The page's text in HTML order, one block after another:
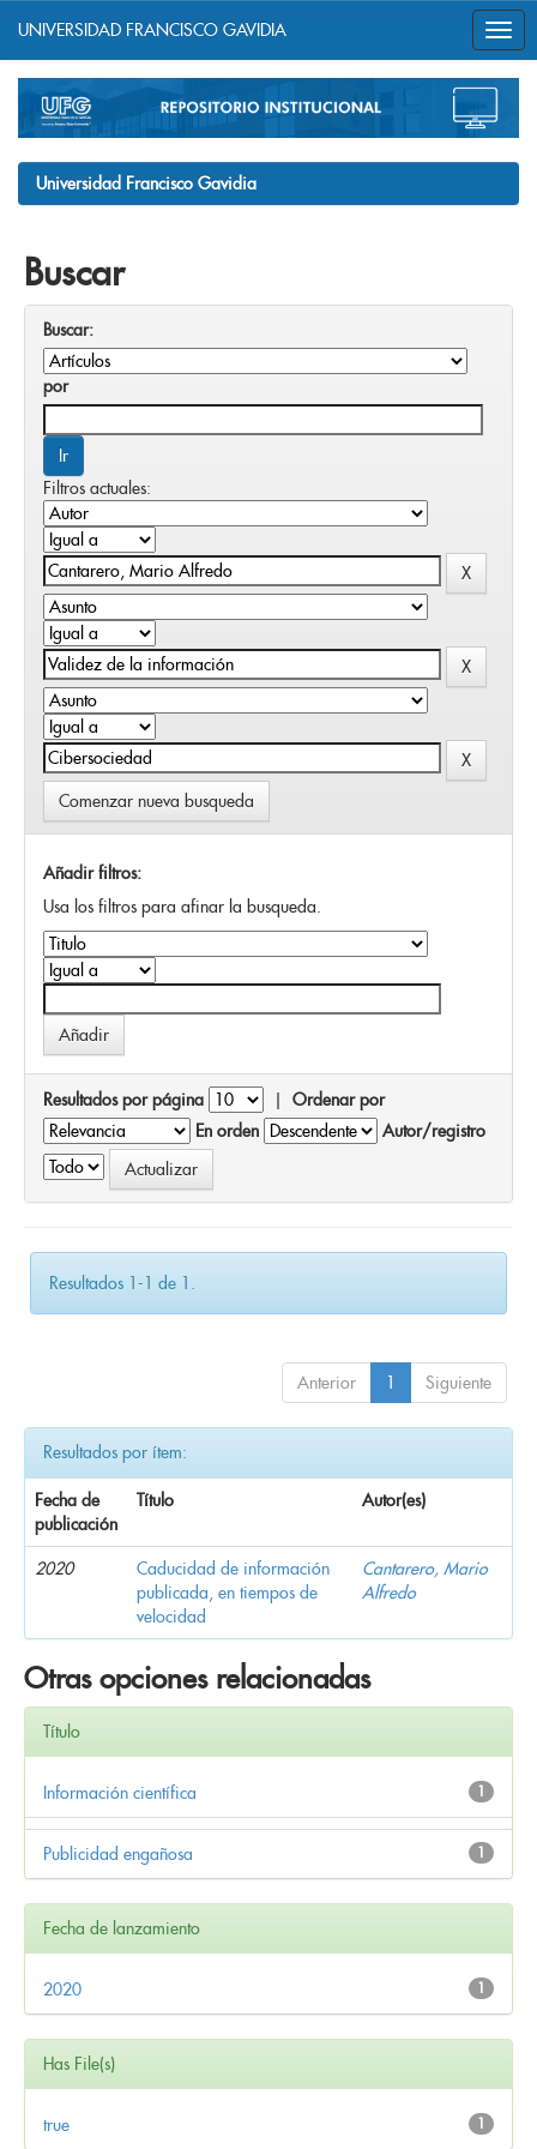
navigation
UNIVERSIDAD FRANCISCO GAVIDIA
Universidad Francisco Gavidia
Buscar
Buscar:
por
Filtros actuales:
Comenzar nueva busqueda
Añadir filtros:
Usa los filtros para afinar la busqueda.
Resultados por página | Ordenar por
En orden
Autor/registro
Resultados 1-1 de 1.
Anterior 1 Siguiente
Resultados por ítem:
Fecha de
publicación
Título Autor(es)
2020
Caducidad de información
publicada, en tiempos de
velocidad
Cantarero, Mario
Alfredo
Otras opciones relacionadas
Título
1
Información científica
1
Publicidad engañosa
Fecha de lanzamiento
1
2020
Has File(s)
1
true